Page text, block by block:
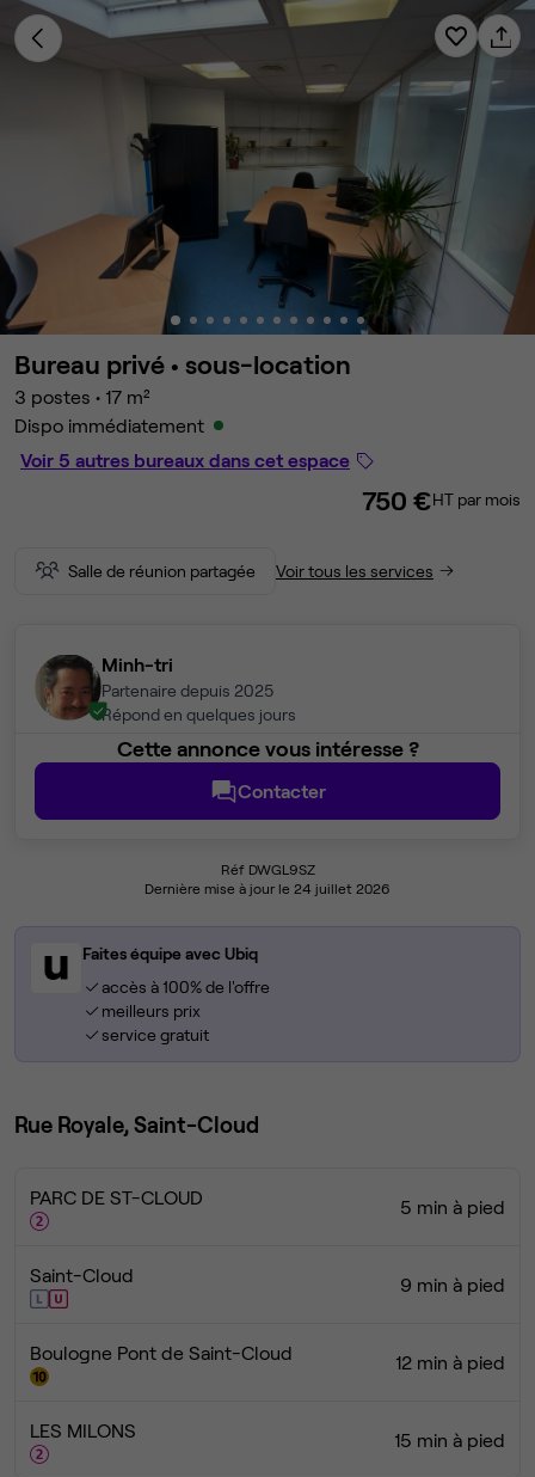
Bureau privé • sous-location
3 postes • 17 m²
Dispo immédiatement
Voir 5 autres bureaux dans cet espace
750 €HT par mois
Salle de réunion partagée Voir tous les services
Minh-tri
Partenaire depuis 2025
Répond en quelques jours
Cette annonce vous intéresse ?
Contacter
Réf DWGL9SZ
Dernière mise à jour le 24 juillet 2026
Faites équipe avec Ubiq
accès à 100% de l'offre
meilleurs prix
service gratuit
Rue Royale, Saint-Cloud
PARC DE ST-CLOUD 5 min à pied
Saint-Cloud 9 min à pied
Boulogne Pont de Saint-Cloud 12 min à pied
LES MILONS 15 min à pied